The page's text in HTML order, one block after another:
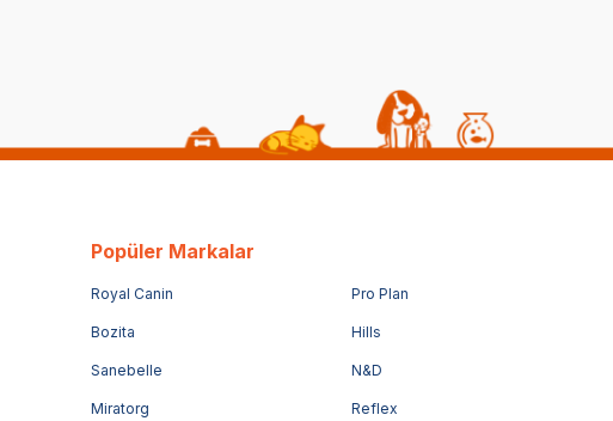
Popüler Markalar
Royal Canin Pro Plan
Bozita Hills
Sanebelle N&D
Miratorg Reflex